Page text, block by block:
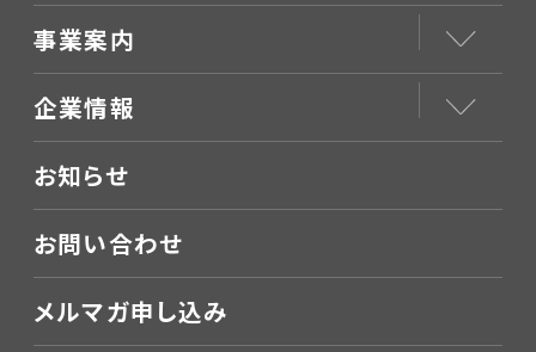
事業案内
企業情報
お知らせ
お問い合わせ
メルマガ申し込み